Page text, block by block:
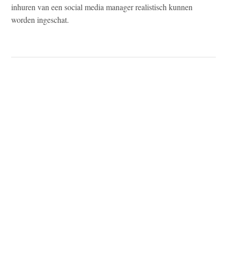
inhuren van een social media manager realistisch kunnen
worden ingeschat.